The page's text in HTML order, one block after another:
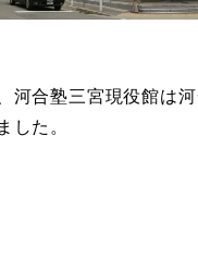
河合塾三宮現役館は
した。